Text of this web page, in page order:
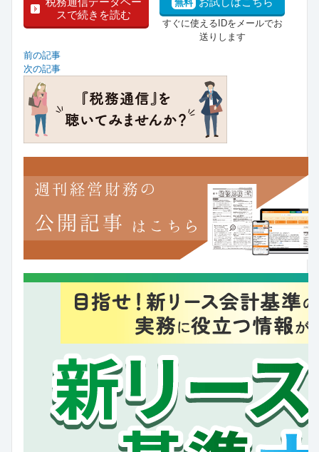
スで続きを読む
無料
すぐに使えるIDをメールでお
送りします
前の記事
次の記事